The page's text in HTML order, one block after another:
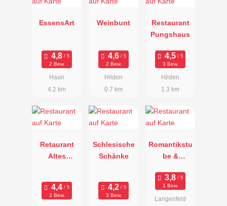
EssensArt
2 Bew.
Haan
4.2 km
Weinbunt
2 Bew.
Hilden
0.7 km
Restaurant
Pungshaus
3 Bew.
Hilden
1.3 km
Retaurant
Altes
2 Bew.
Schlesische
Schänke
3 Bew.
Romantikstu
be &
Lounge
1 Bew.
Langenfeld